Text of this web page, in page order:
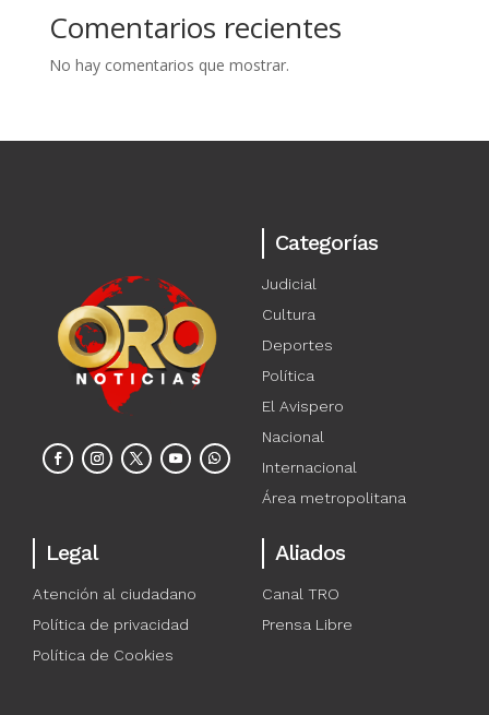
Comentarios recientes
No hay comentarios que mostrar.
Categorías
Judicial
Cultura
Deportes
Política
El Avispero
Nacional
Internacional
Área metropolitana
Legal
Atención al ciudadano
Política de privacidad
Política de Cookies
Aliados
Canal TRO
Prensa Libre